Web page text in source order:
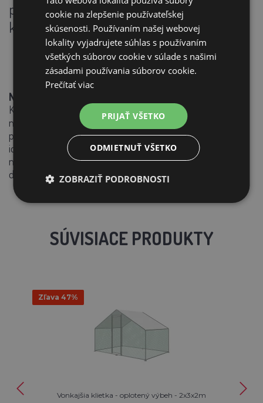
praktickou údržbou a elegantným vzhľadom,
ktorý
ozdobí každú záhradu.
Naše odporúčanie:
Kurník je povrchovo ošetrený základným ochranným
náterom. Na zachovanie maximálnej životnosti odporúčame
pravidelne obnovovať ochranný náter. Kurník by mal byť
ideálne umiestnený tak, aby bol chránený pred
nepriaznivými poveternostnými podmienkami, vrátane
dažďa, snehu, extrémneho slnečného žiarenia a vetra.
SÚVISIACE PRODUKTY
Zľava 47%
Vonkajšia klietka - oplotený výbeh - 2x3x2m
cookie na zlepšenie používateľskej
skúsenosti. Používaním našej webovej
lokality vyjadrujete súhlas s používaním
všetkých súborov cookie v súlade s našimi
zásadami používania súborov cookie.
Prečítať viac
PRIJAŤ VŠETKO
ODMIETNUŤ VŠETKO
ZOBRAZIŤ PODROBNOSTI